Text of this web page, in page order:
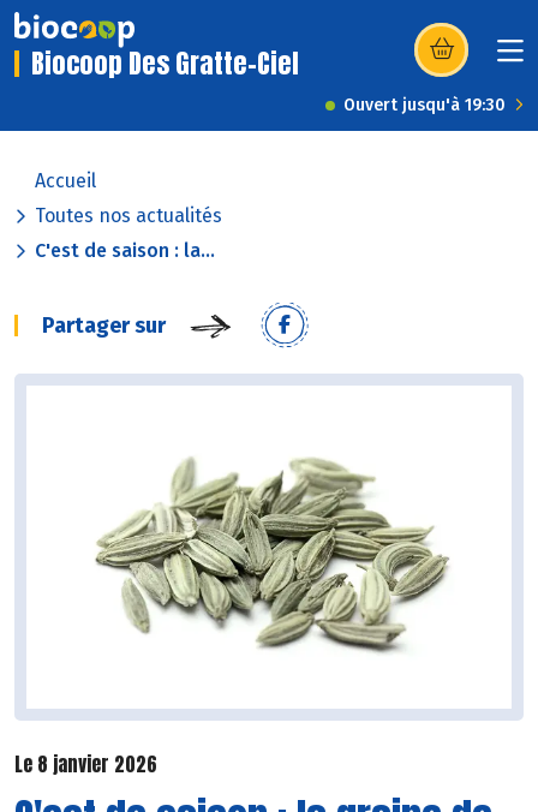
Biocoop Des Gratte-Ciel (s’ouvre dans
Ouvert jusqu'à 19:30
Accueil
Toutes nos actualités
C'est de saison : la...
Partager sur
Le 8 janvier 2026